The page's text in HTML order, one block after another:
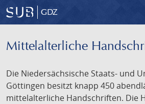
GDZ
Mittelalterliche
Die Niedersächsische Staats- und
Göttingen besitzt knapp 450
mittelalterliche Handschriften. Die